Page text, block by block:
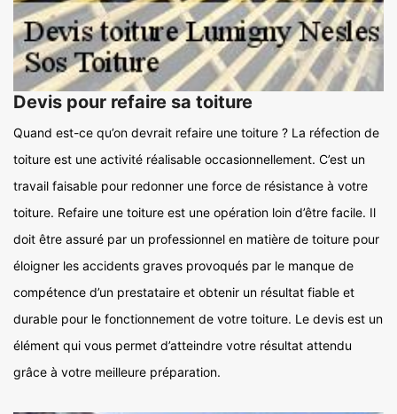
Devis pour refaire sa toiture
Quand est-ce qu’on devrait refaire une toiture ? La réfection de
toiture est une activité réalisable occasionnellement. C’est un
travail faisable pour redonner une force de résistance à votre
toiture. Refaire une toiture est une opération loin d’être facile. Il
doit être assuré par un professionnel en matière de toiture pour
éloigner les accidents graves provoqués par le manque de
compétence d’un prestataire et obtenir un résultat fiable et
durable pour le fonctionnement de votre toiture. Le devis est un
élément qui vous permet d’atteindre votre résultat attendu
grâce à votre meilleure préparation.